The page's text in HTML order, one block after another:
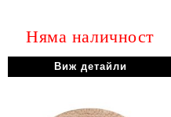
Няма наличност
Виж детайли